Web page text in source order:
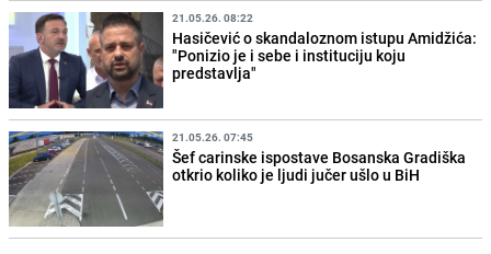
21.05.26. 08:22
Hasičević o skandaloznom istupu Amidžića:
"Ponizio je i sebe i instituciju koju
predstavlja"
21.05.26. 07:45
Šef carinske ispostave Bosanska Gradiška
otkrio koliko je ljudi jučer ušlo u BiH